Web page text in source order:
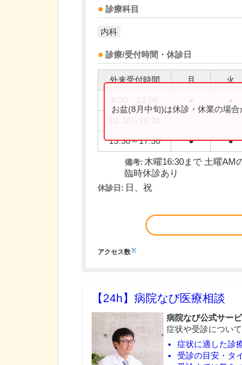
診療科目
内科
診療/受付時間・休診日
外来受付時間 月 火
13:30～17:30 ● ●
お盆(8月中旬)は休診・休業の場
備考: 木曜16:30まで 土曜AM
臨時休診あり
休診日: 日、祝
アクセス数※
【24h】 病院なび医療相談
病院なび公式サー
症状や受診につい
症状に適した診
受診の目安・タ